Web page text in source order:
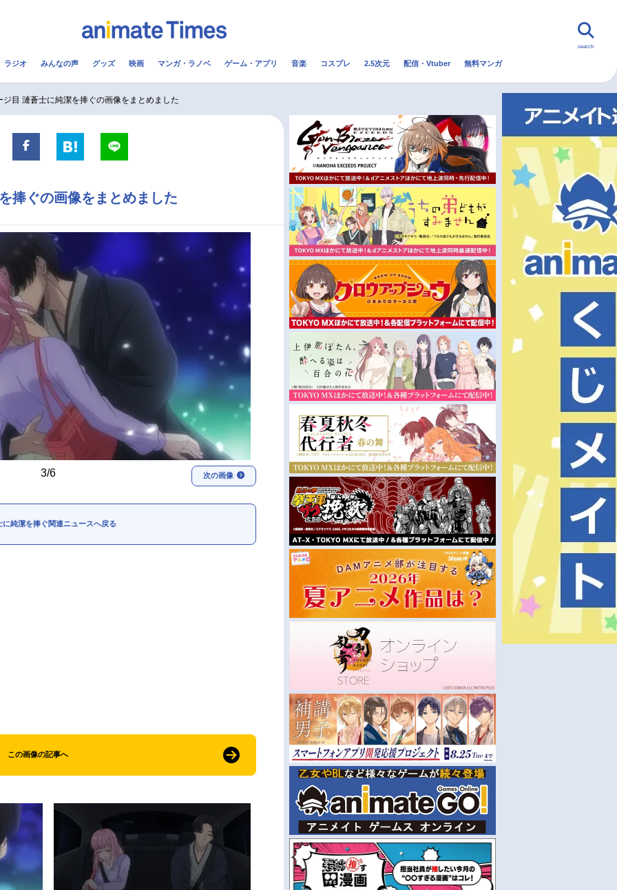
配信・Vtuber トレンド 無料マンガ
実写化映画一覧
男性声優/女性声優一覧
今期アニメ曜日別一覧
夏アニメ
秋アニメ
冬アニメ
FOLLOW US
search
ラジオ みんなの声 グッズ 映画 マンガ・ラノベ ゲーム・アプリ 音楽 コスプレ 2.5次元 配信・Vtuber 無料マンガ
ジ目 漣蒼士に純潔を捧ぐの画像をまとめました
捧ぐの画像をまとめました
3/6 次の画像
に純潔を捧ぐ関連ニュースへ戻る
この画像の記事へ